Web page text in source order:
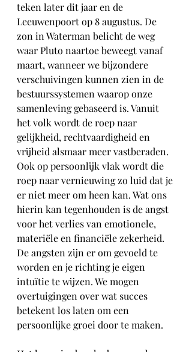
teken later dit jaar en de
Leeuwenpoort op 8 augustus. De
zon in Waterman belicht de weg
waar Pluto naartoe beweegt vanaf
maart, wanneer we bijzondere
verschuivingen kunnen zien in de
bestuurssystemen waarop onze
samenleving gebaseerd is. Vanuit
het volk wordt de roep naar
gelijkheid, rechtvaardigheid en
vrijheid alsmaar meer vastberaden.
Ook op persoonlijk vlak wordt die
roep naar vernieuwing zo luid dat je
er niet meer om heen kan. Wat ons
hierin kan tegenhouden is de angst
voor het verlies van emotionele,
materiële en financiële zekerheid.
De angsten zijn er om gevoeld te
worden en je richting je eigen
intuïtie te wijzen. We mogen
overtuigingen over wat succes
betekent los laten om een
persoonlijke groei door te maken.